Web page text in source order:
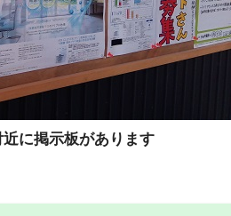
に掲示板があります